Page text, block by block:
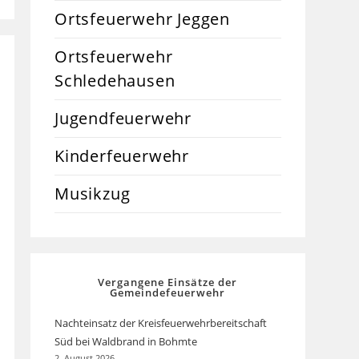
Ortsfeuerwehr Jeggen
Ortsfeuerwehr
Schledehausen
Jugendfeuerwehr
Kinderfeuerwehr
Musikzug
Vergangene Einsätze der
Gemeindefeuerwehr
Nachteinsatz der Kreisfeuerwehrbereitschaft
Süd bei Waldbrand in Bohmte